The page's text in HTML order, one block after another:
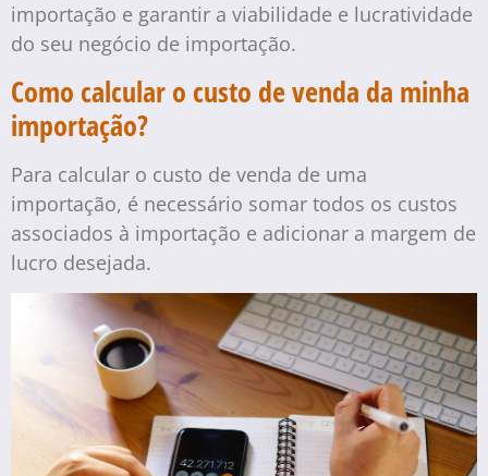
importação e garantir a viabilidade e lucratividade
do seu negócio de importação.
Como calcular o custo de venda da minha
importação?
Para calcular o custo de venda de uma
importação, é necessário somar todos os custos
associados à importação e adicionar a margem de
lucro desejada.